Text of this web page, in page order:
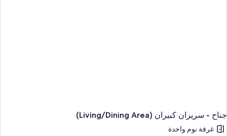
جناح - سريران كبيران (Living/Dining Area)
غرفة نوم واحدة